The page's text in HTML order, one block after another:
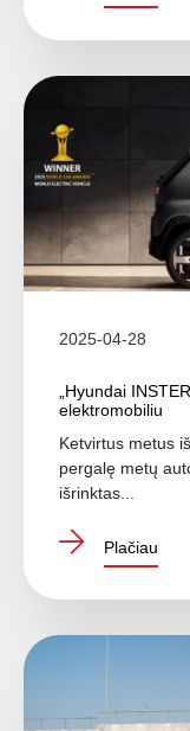
2025-04-28
„Hyundai
elektromobiliu
Ketvirtus metus
pergalę metų
išrinktas...
Plačiau